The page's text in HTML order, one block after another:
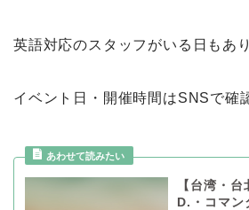
英語対応のスタッフがいる日もあ
イベント日・開催時間はSNSで確
【台湾・
D.・コマン